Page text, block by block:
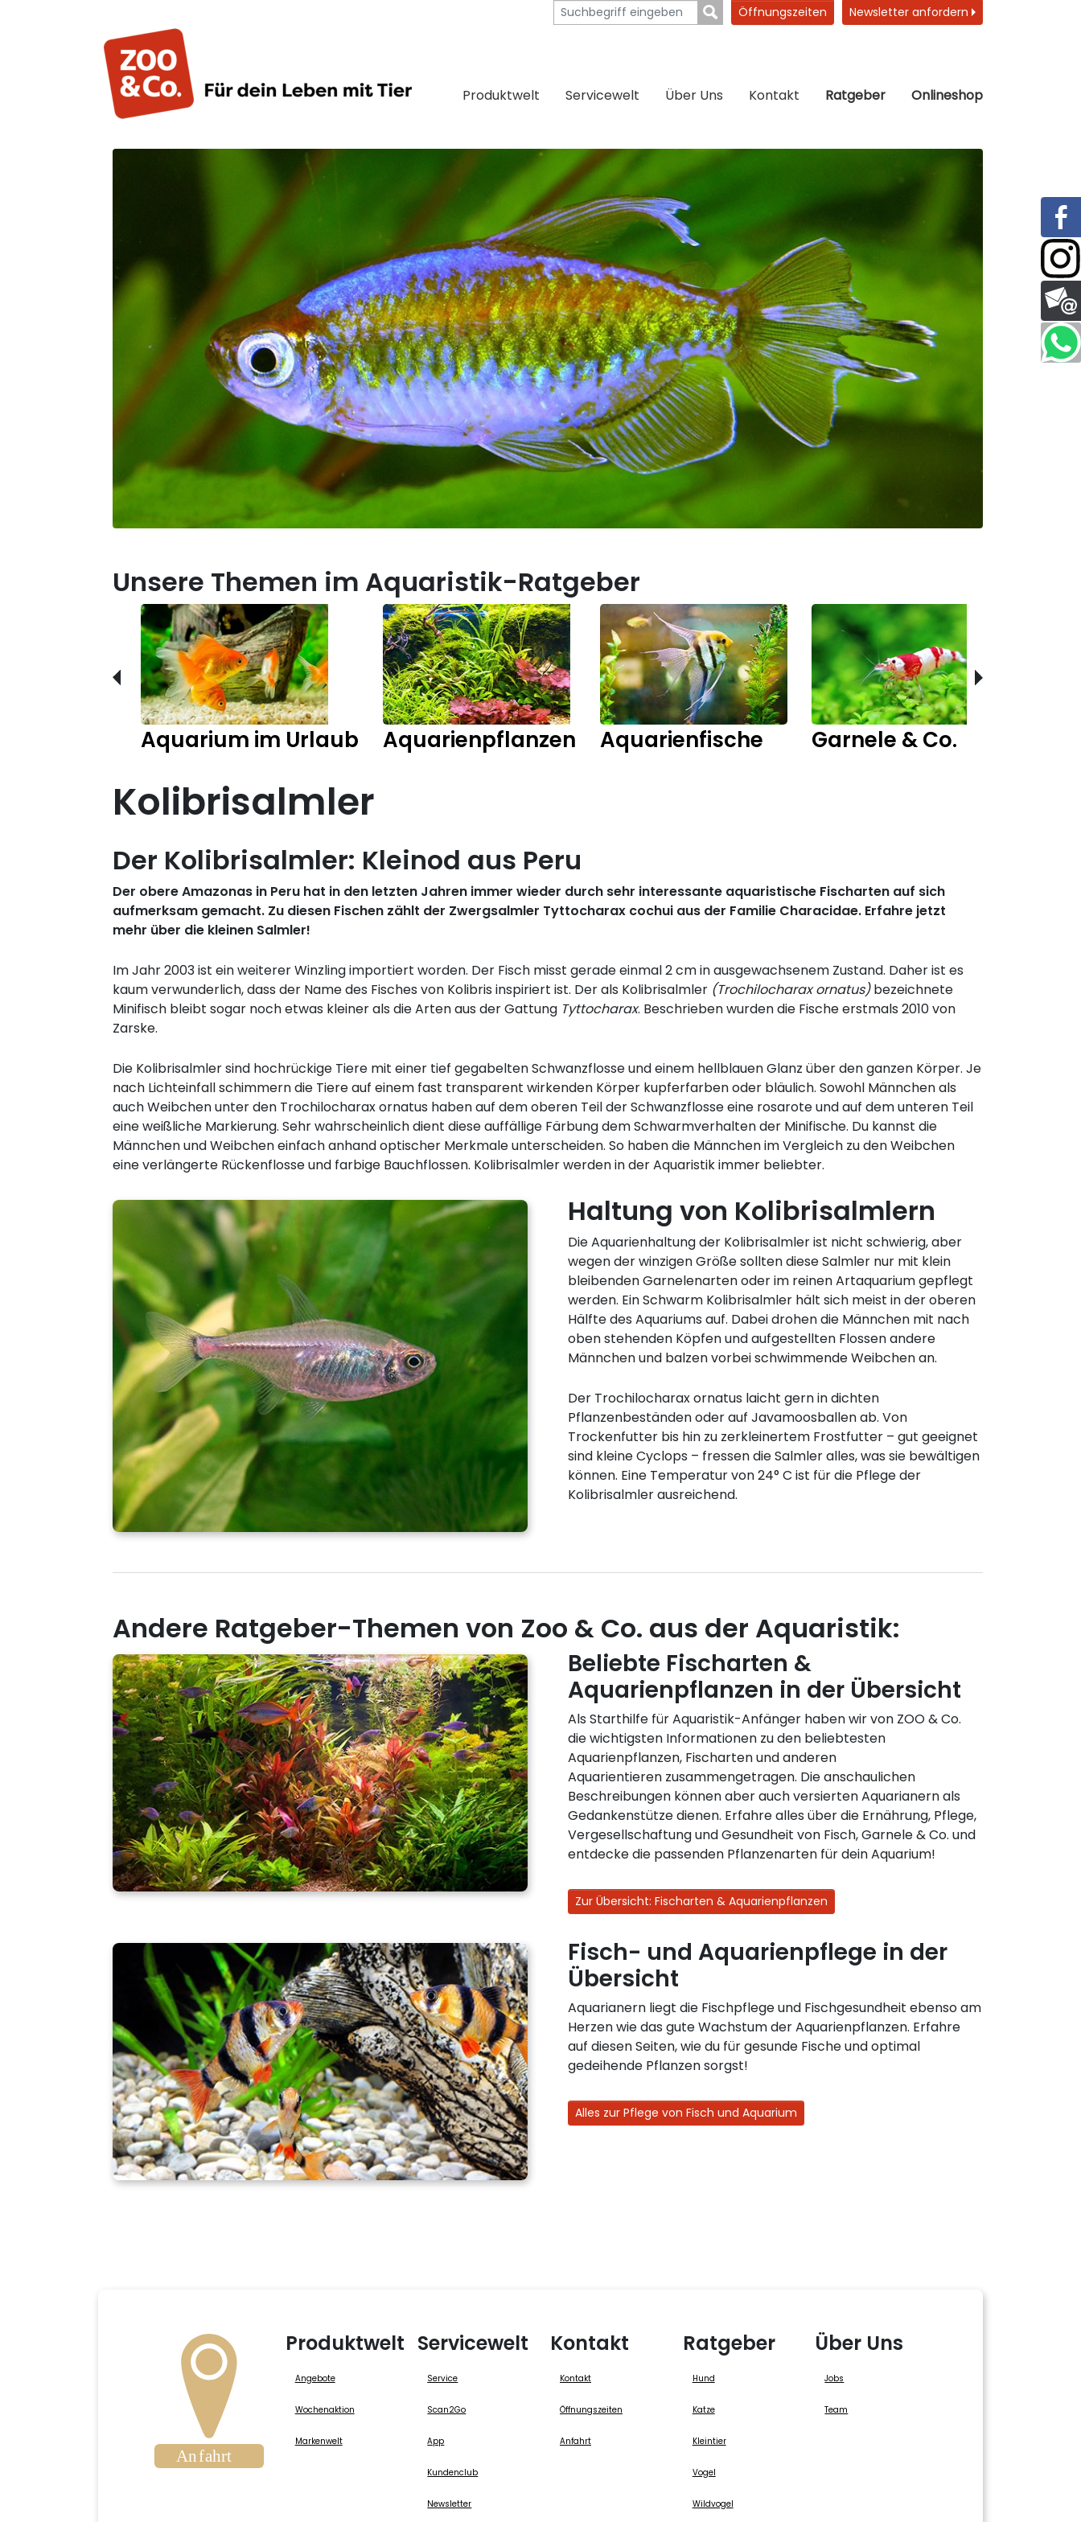
Öffnungszeiten Newsletter anfordern
Produktwelt Servicewelt Über Uns Kontakt Ratgeber Onlineshop
Unsere Themen im Aquaristik-Ratgeber
Aquarium im Urlaub Aquarienpflanzen Aquarienfische Garnele & Co.
Kolibrisalmler
Der Kolibrisalmler: Kleinod aus Peru
Der obere Amazonas in Peru hat in den letzten Jahren immer wieder durch sehr interessante aquaristische Fischarten auf sich
aufmerksam gemacht. Zu diesen Fischen zählt der Zwergsalmler Tyttocharax cochui aus der Familie Characidae. Erfahre jetzt
mehr über die kleinen Salmler!
Im Jahr 2003 ist ein weiterer Winzling importiert worden. Der Fisch misst gerade einmal 2 cm in ausgewachsenem Zustand. Daher ist es
kaum verwunderlich, dass der Name des Fisches von Kolibris inspiriert ist. Der als Kolibrisalmler (Trochilocharax ornatus)bezeichnete
Minifisch bleibt sogar noch etwas kleiner als die Arten aus der Gattung Tyttocharax. Beschrieben wurden die Fische erstmals 2010 von
Zarske.
Die Kolibrisalmler sind hochrückige Tiere mit einer tief gegabelten Schwanzflosse und einem hellblauen Glanz über den ganzen Körper. Je
nach Lichteinfall schimmern die Tiere auf einem fast transparent wirkenden Körper kupferfarben oder bläulich. Sowohl Männchen als
auch Weibchen unter den Trochilocharax ornatus haben auf dem oberen Teil der Schwanzflosse eine rosarote und auf dem unteren Teil
eine weißliche Markierung. Sehr wahrscheinlich dient diese auffällige Färbung dem Schwarmverhalten der Minifische. Du kannst die
Männchen und Weibchen einfach anhand optischer Merkmale unterscheiden. So haben die Männchen im Vergleich zu den Weibchen
eine verlängerte Rückenflosse und farbige Bauchflossen. Kolibrisalmler werden in der Aquaristik immer beliebter.
Haltung von Kolibrisalmlern
Die Aquarienhaltung der Kolibrisalmler ist nicht schwierig, aber
wegen der winzigen Größe sollten diese Salmler nur mit klein
bleibenden Garnelenarten oder im reinen Artaquarium gepflegt
werden. Ein Schwarm Kolibrisalmler hält sich meist in der oberen
Hälfte des Aquariums auf. Dabei drohen die Männchen mit nach
oben stehenden Köpfen und aufgestellten Flossen andere
Männchen und balzen vorbei schwimmende Weibchen an.
Der Trochilocharax ornatus laicht gern in dichten
Pflanzenbeständen oder auf Javamoosballen ab. Von
Trockenfutter bis hin zu zerkleinertem Frostfutter – gut geeignet
sind kleine Cyclops – fressen die Salmler alles, was sie bewältigen
können. Eine Temperatur von 24° C ist für die Pflege der
Kolibrisalmler ausreichend.
Andere Ratgeber-Themen von Zoo & Co. aus der Aquaristik:
Beliebte Fischarten &
Aquarienpflanzen in der Übersicht
Als Starthilfe für Aquaristik-Anfänger haben wir von ZOO & Co.
die wichtigsten Informationen zu den beliebtesten
Aquarienpflanzen, Fischarten und anderen
Aquarientieren zusammengetragen. Die anschaulichen
Beschreibungen können aber auch versierten Aquarianern als
Gedankenstütze dienen. Erfahre alles über die Ernährung, Pflege,
Vergesellschaftung und Gesundheit von Fisch, Garnele & Co. und
entdecke die passenden Pflanzenarten für dein Aquarium!
Zur Übersicht: Fischarten & Aquarienpflanzen
Fisch- und Aquarienpflege in der
Übersicht
Aquarianern liegt die Fischpflege und Fischgesundheit ebenso am
Herzen wie das gute Wachstum der Aquarienpflanzen. Erfahre
auf diesen Seiten, wie du für gesunde Fische und optimal
gedeihende Pflanzen sorgst!
Alles zur Pflege von Fisch und Aquarium
Produktwelt
Angebote
Wochenaktion
Markenwelt
Servicewelt
Service
Scan2Go
App
Kundenclub
Newsletter
Kontakt
Kontakt
Öffnungszeiten
Anfahrt
Ratgeber
Hund
Katze
Kleintier
Vogel
Wildvogel
Über Uns
Jobs
Team